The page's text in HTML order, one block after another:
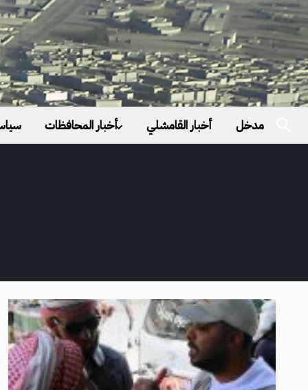
مدخل أخبار القامشلي أخبار المحافظات